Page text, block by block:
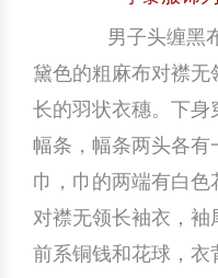
中外婚俗文化
中国民俗时尚
时尚休闲文化
灯笼
扎染
教育百科
中外婚俗文化
中国民俗时尚
时尚休闲文化
灯笼
扎染
教育百科
男子头缠黑布
黛色的粗麻布对襟
长的羽状衣穗。下身
幅条，幅条两头各有
巾，巾的两端有白
对襟无领长袖衣，袖
前系铜钱和花球，衣